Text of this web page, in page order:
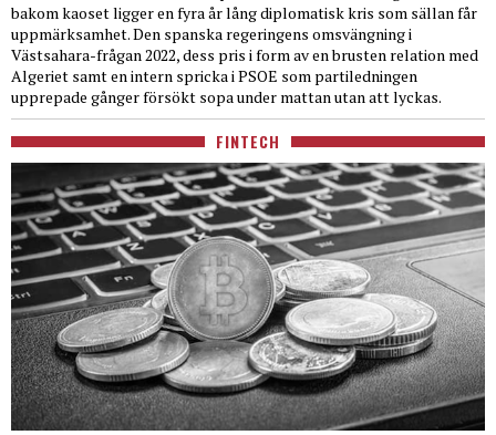
bakom kaoset ligger en fyra år lång diplomatisk kris som sällan får
uppmärksamhet. Den spanska regeringens omsvängning i
Västsahara-frågan 2022, dess pris i form av en brusten relation med
Algeriet samt en intern spricka i PSOE som partiledningen
upprepade gånger försökt sopa under mattan utan att lyckas.
FINTECH